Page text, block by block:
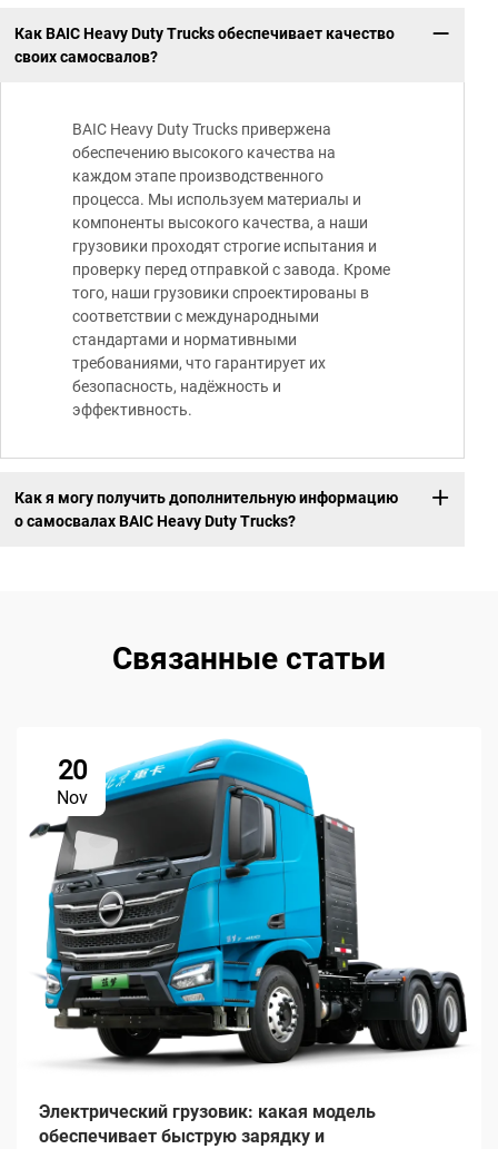
Как BAIC Heavy Duty Trucks обеспечивает качество
своих самосвалов?
BAIC Heavy Duty Trucks привержена
обеспечению высокого качества на
каждом этапе производственного
процесса. Мы используем материалы и
компоненты высокого качества, а наши
грузовики проходят строгие испытания и
проверку перед отправкой с завода. Кроме
того, наши грузовики спроектированы в
соответствии с международными
стандартами и нормативными
требованиями, что гарантирует их
безопасность, надёжность и
эффективность.
Как я могу получить дополнительную информацию
о самосвалах BAIC Heavy Duty Trucks?
Связанные статьи
20
Nov
Электрический грузовик: какая модель
обеспечивает быструю зарядку и